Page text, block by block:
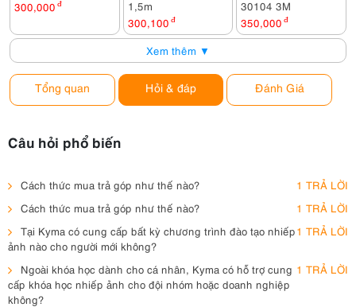
300,000 đ
1,5m
300,100 đ
30104 3M
350,000 đ
Xem thêm ▼
Tổng quan Hỏi & đáp Đánh Giá
Câu hỏi phổ biến
Cách thức mua trả góp như thế nào?
1 TRẢ LỜI
Cách thức mua trả góp như thế nào?
1 TRẢ LỜI
Tại Kyma có cung cấp bất kỳ chương trình đào tạo nhiếp
ảnh nào cho người mới không?
1 TRẢ LỜI
Ngoài khóa học dành cho cá nhân, Kyma có hỗ trợ cung
cấp khóa học nhiếp ảnh cho đội nhóm hoặc doanh nghiệp
không?
1 TRẢ LỜI